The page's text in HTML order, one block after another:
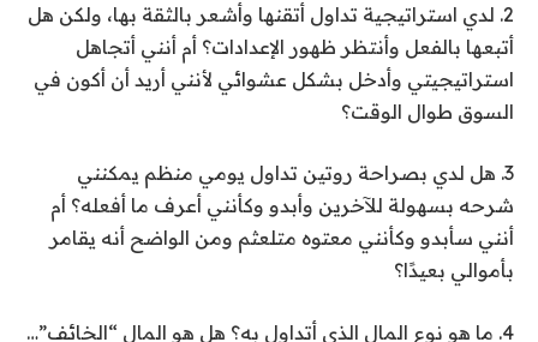
2. لدي استراتيجية تداول أتقنها وأشعر بالثقة بها، ولكن هل
أتبعها بالفعل وأنتظر ظهور الإعدادات؟ أم أنني أتجاهل
استراتيجيتي وأدخل بشكل عشوائي لأنني أريد أن أكون في
السوق طوال الوقت؟
3. هل لدي بصراحة روتين تداول يومي منظم يمكنني
شرحه بسهولة للآخرين وأبدو وكأنني أعرف ما أفعله؟ أم
أنني سأبدو وكأنني معتوه متلعثم ومن الواضح أنه يقامر
بأموالي بعيدًا؟
4. ما هو نوع المال الذي أتداول به؟ هل هو المال “الخائف”…